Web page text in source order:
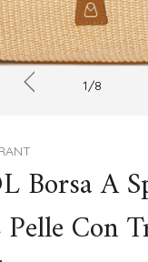
1/8
Borsa A
Con